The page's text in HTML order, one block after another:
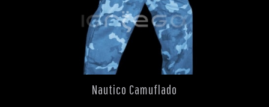
Nautico Camuflado